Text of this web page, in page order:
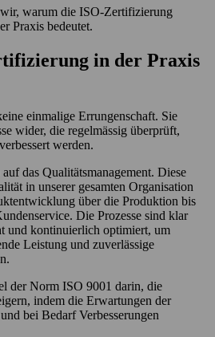
warum die ISO-Zertifizierung
Praxis bedeutet.
in der Praxis
einmalige Errungenschaft. Sie
wider, die regelmässig überprüft,
werden.
das Qualitätsmanagement. Diese
in unserer gesamten Organisation
über die Produktion bis
Die Prozesse sind klar
und kontinuierlich optimiert, um
Leistung und zuverlässige
der Norm ISO 9001 darin, die
indem die Erwartungen der
bei Bedarf Verbesserungen